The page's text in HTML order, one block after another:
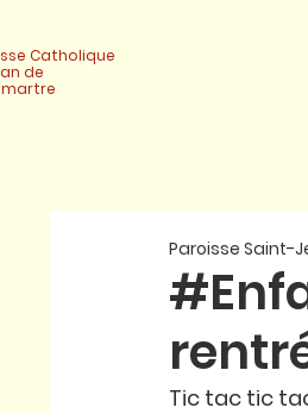
Catholique
de
Paroisse Saint-
Tic tac tic